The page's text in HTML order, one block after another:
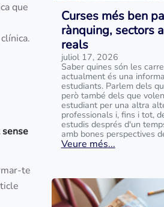
que
te
Curses més ben
rànquing, sectors
reals
juliol 17, 2026
Saber quines són les
actualment és una
estudiants. Parlem dels
però també dels que
estudiant per una altra
professionals i, fins i tot,
estudis després d'un
amb bones perspectives
Veure més...